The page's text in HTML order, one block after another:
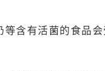
等含有活菌的食品